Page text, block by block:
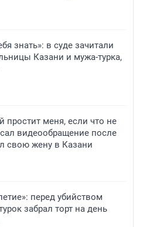
знать»: в суде зачитали
Казани и мужа-турка,
простит меня, если что не
видеообращение после
свою жену в Казани
перед убийством
забрал торт на день